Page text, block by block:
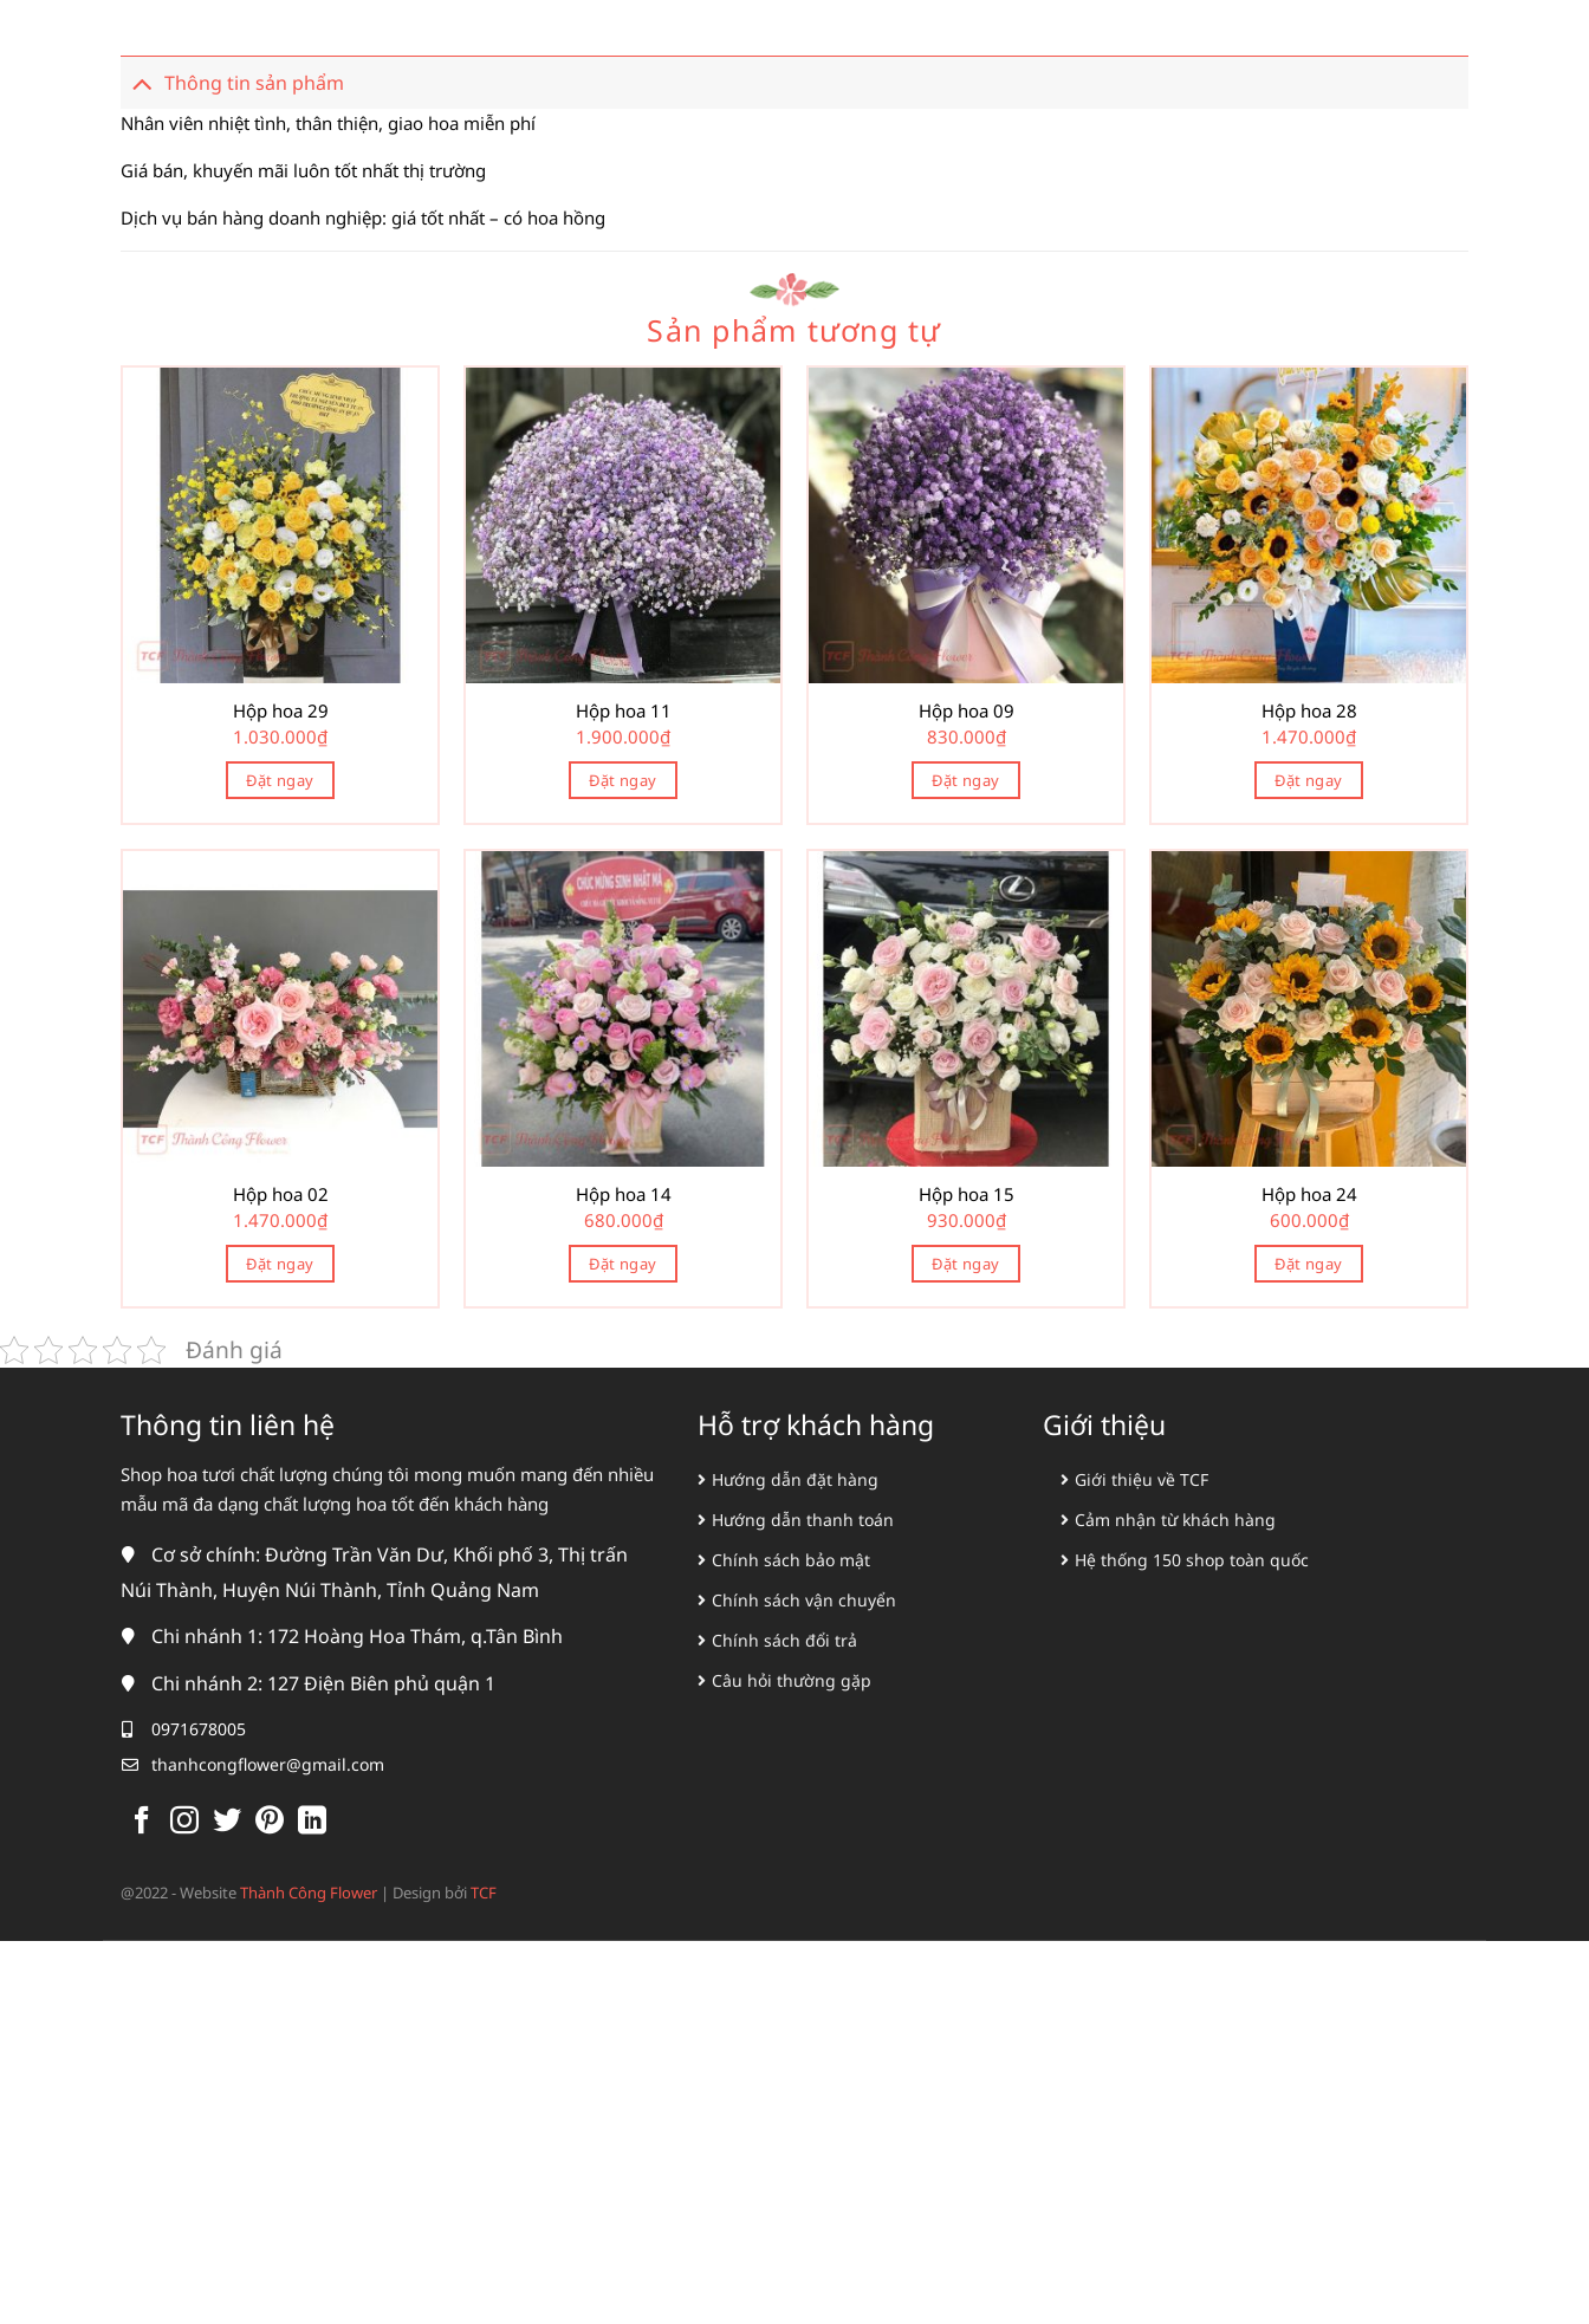
Thông tin sản phẩm
Nhân viên nhiệt tình, thân thiện, giao hoa miễn phí
Giá bán, khuyến mãi luôn tốt nhất thị trường
Dịch vụ bán hàng doanh nghiệp: giá tốt nhất – có hoa hồng
Sản phẩm tương tự
Hộp hoa 29
1.030.000₫
Đặt ngay
Hộp hoa 11
1.900.000₫
Đặt ngay
Hộp hoa 09
830.000₫
Đặt ngay
Hộp hoa 28
1.470.000₫
Đặt ngay
Hộp hoa 02
1.470.000₫
Đặt ngay
Hộp hoa 14
680.000₫
Đặt ngay
Hộp hoa 15
930.000₫
Đặt ngay
Hộp hoa 24
600.000₫
Đặt ngay
Đánh giá
Thông tin liên hệ
Shop hoa tươi chất lượng chúng tôi mong muốn mang đến nhiều
mẫu mã đa dạng chất lượng hoa tốt đến khách hàng
Cơ sở chính: Đường Trần Văn Dư, Khối phố 3, Thị trấn
Núi Thành, Huyện Núi Thành, Tỉnh Quảng Nam
Chi nhánh 1: 172 Hoàng Hoa Thám, q.Tân Bình
Chi nhánh 2: 127 Điện Biên phủ quận 1
0971678005
thanhcongflower@gmail.com
Hỗ trợ khách hàng
Hướng dẫn đặt hàng
Hướng dẫn thanh toán
Chính sách bảo mật
Chính sách vận chuyển
Chính sách đổi trả
Câu hỏi thường gặp
Giới thiệu
Giới thiệu về TCF
Cảm nhận từ khách hàng
Hệ thống 150 shop toàn quốc
@2022 - WebsiteThành Công Flower | Design bởiTCF